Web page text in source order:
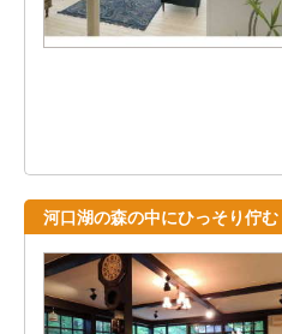
河口湖の森の中にひっそり佇む